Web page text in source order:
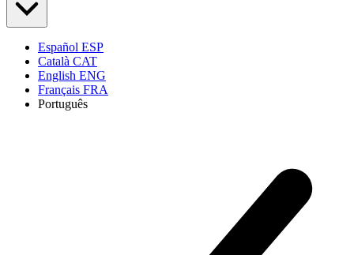
Español ESP
Català CAT
English ENG
Français FRA
Português